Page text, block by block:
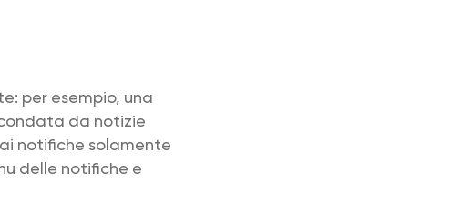
per esempio, una
da notizie
notifiche solamente
delle notifiche e